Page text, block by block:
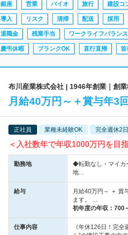
銀座 営業 バイオ 旅行 建設コ
導入 リスク 清掃 配送 採用
退職金 残業手当 ワークライフバランス
慶弔休暇 ブランクOK 直行直帰 首
布川産業株式会社 | 1946年創業｜創
月給40万円～＋賞与年3
正社員 業種未経験OK 完全週休2
＜入社数年で年収1000万円を目
勤務地
◆転勤なし・マイカ
地…
給与
月給40万円～ ＋ 賞
ます。 …
初年度の年収： 700
仕事内容
《年休126日！完